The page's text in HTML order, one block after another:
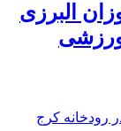
البرزی
ورزشی